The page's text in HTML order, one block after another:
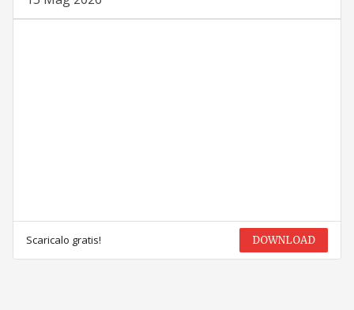
Scaricalo gratis! DOWNLOAD